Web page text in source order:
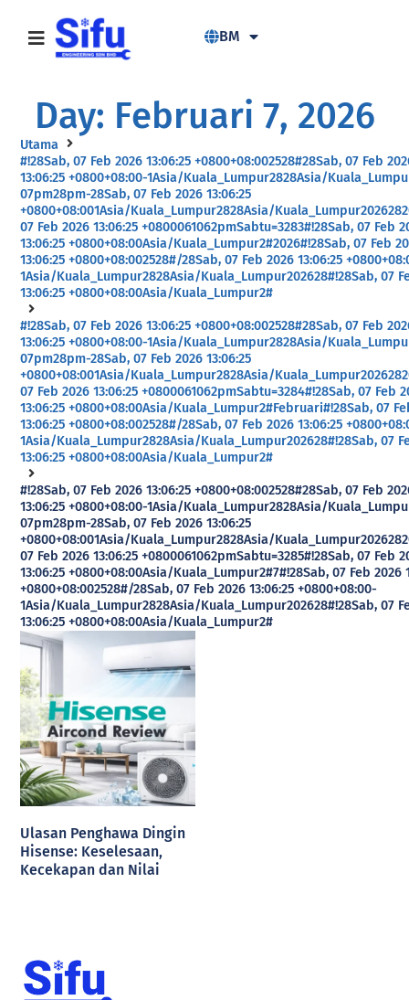
BM
Day: Februari 7, 2026
Utama
#!28Sab, 07 Feb 2026 13:06:25 +0800+08:002528#28Sab, 07 Feb
13:06:25 +0800+08:00-1Asia/Kuala_Lumpur2828Asia/
07pm28pm-28Sab, 07 Feb 2026 13:06:25
+0800+08:001Asia/Kuala_Lumpur2828Asia/
07 Feb 2026 13:06:25 +0800061062pmSabtu=3283#!28Sab, 07 Feb
13:06:25 +0800+08:00Asia/Kuala_Lumpur2#2026#!28Sab, 07 Feb
13:06:25 +0800+08:002528#/28Sab, 07 Feb 2026 13:06:25
1Asia/Kuala_Lumpur2828Asia/Kuala_Lumpur202628#!28Sab, 07
13:06:25 +0800+08:00Asia/Kuala_Lumpur2#
#!28Sab, 07 Feb 2026 13:06:25 +0800+08:002528#28Sab, 07 Feb
13:06:25 +0800+08:00-1Asia/Kuala_Lumpur2828Asia/
07pm28pm-28Sab, 07 Feb 2026 13:06:25
+0800+08:001Asia/Kuala_Lumpur2828Asia/
07 Feb 2026 13:06:25 +0800061062pmSabtu=3284#!28Sab, 07 Feb
13:06:25 +0800+08:00Asia/Kuala_Lumpur2#Februari#!28Sab, 07
13:06:25 +0800+08:002528#/28Sab, 07 Feb 2026 13:06:25
1Asia/Kuala_Lumpur2828Asia/Kuala_Lumpur202628#!28Sab, 07
13:06:25 +0800+08:00Asia/Kuala_Lumpur2#
#!28Sab, 07 Feb 2026 13:06:25 +0800+08:002528#28Sab, 07 Feb
13:06:25 +0800+08:00-1Asia/Kuala_Lumpur2828Asia/
07pm28pm-28Sab, 07 Feb 2026 13:06:25
+0800+08:001Asia/Kuala_Lumpur2828Asia/
07 Feb 2026 13:06:25 +0800061062pmSabtu=3285#!28Sab, 07 Feb
13:06:25 +0800+08:00Asia/Kuala_Lumpur2#7#!28Sab, 07 Feb 2026
+0800+08:002528#/28Sab, 07 Feb 2026 13:06:25 +0800+08:00-
1Asia/Kuala_Lumpur2828Asia/Kuala_Lumpur202628#!28Sab, 07
13:06:25 +0800+08:00Asia/Kuala_Lumpur2#
Ulasan Penghawa Dingin
Hisense: Keselesaan,
Kecekapan dan Nilai